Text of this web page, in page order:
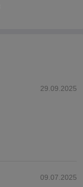
29.09.2025
09.07.2025